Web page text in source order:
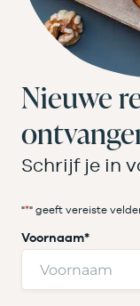
Nieuwe
Schrijf je in
"*" geeft vereiste
Voornaam*